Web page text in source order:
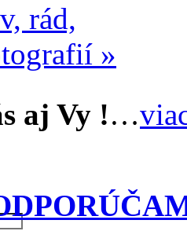
rád,
»
aj Vy !…